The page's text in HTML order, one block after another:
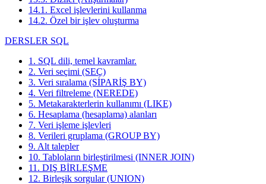
14.1. Excel işlevlerini kullanma
14.2. Özel bir işlev oluşturma
DERSLER SQL
1. SQL dili, temel kavramlar.
2. Veri seçimi (SEÇ)
3. Veri sıralama (SİPARİŞ BY)
4. Veri filtreleme (NEREDE)
5. Metakarakterlerin kullanımı (LIKE)
6. Hesaplama (hesaplama) alanları
7. Veri işleme işlevleri
8. Verileri gruplama (GROUP BY)
9. Alt talepler
10. Tabloların birleştirilmesi (INNER JOIN)
11. DIŞ BİRLEŞME
12. Birleşik sorgular (UNION)